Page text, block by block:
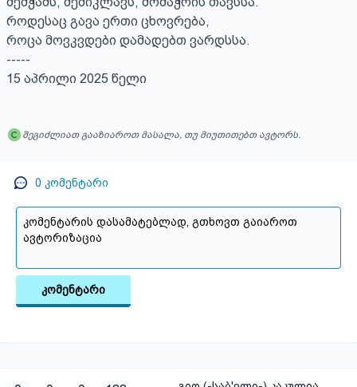
როდესაც გავა ერთი ცხოვრება,
როცა მოვკვდები დამადებთ ვარდსსა.
-----
15 აპრილი 2025 წელი
შეგიძლიათ გააზიაროთ მასალა, თუ მიუთითებთ ავტორს.
0 კომენტარი
კომენტარი